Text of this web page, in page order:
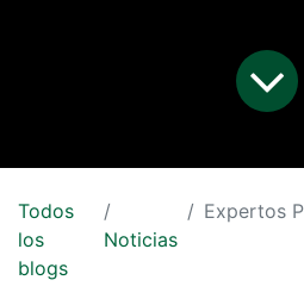
Todos
los
blogs
Noticias
Expertos Proyectan